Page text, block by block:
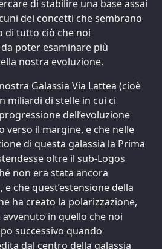
di stabilire una base assai
dei concetti che sembrano
di tutto ciò che noi
poter esaminare più
nostra evoluzione.
Galassia Via Lattea (cioè
miliardi di stelle in cui ci
dell’evoluzione
verso il margine, e che nelle
di questa galassia la Prima
oltre il sub-Logos
non era stata ancora
che quest’estensione della
ha creato la polarizzazione,
in quello che noi
successivo quando
dal centro della galassia